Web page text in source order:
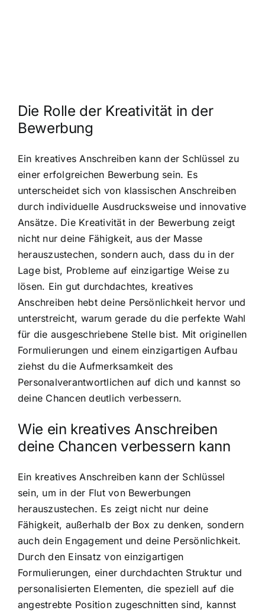
Die Rolle der Kreativität in der
Bewerbung
Ein kreatives Anschreiben kann der Schlüssel zu
einer erfolgreichen Bewerbung sein. Es
unterscheidet sich von klassischen Anschreiben
durch individuelle Ausdrucksweise und innovative
Ansätze. Die Kreativität in der Bewerbung zeigt
nicht nur deine Fähigkeit, aus der Masse
herauszustechen, sondern auch, dass du in der
Lage bist, Probleme auf einzigartige Weise zu
lösen. Ein gut durchdachtes, kreatives
Anschreiben hebt deine Persönlichkeit hervor und
unterstreicht, warum gerade du die perfekte Wahl
für die ausgeschriebene Stelle bist. Mit originellen
Formulierungen und einem einzigartigen Aufbau
ziehst du die Aufmerksamkeit des
Personalverantwortlichen auf dich und kannst so
deine Chancen deutlich verbessern.
Wie ein kreatives Anschreiben
deine Chancen verbessern kann
Ein kreatives Anschreiben kann der Schlüssel
sein, um in der Flut von Bewerbungen
herauszustechen. Es zeigt nicht nur deine
Fähigkeit, außerhalb der Box zu denken, sondern
auch dein Engagement und deine Persönlichkeit.
Durch den Einsatz von einzigartigen
Formulierungen, einer durchdachten Struktur und
personalisierten Elementen, die speziell auf die
angestrebte Position zugeschnitten sind, kannst